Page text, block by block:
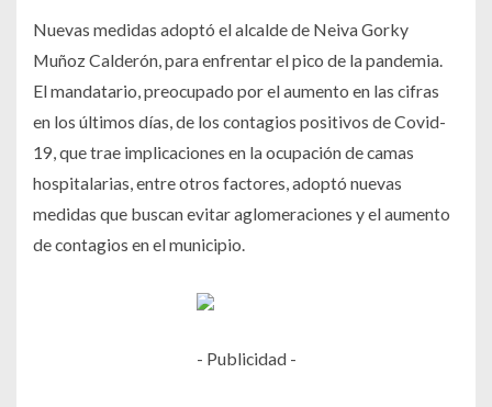
Nuevas medidas adoptó el alcalde de Neiva Gorky
Muñoz Calderón, para enfrentar el pico de la pandemia.
El mandatario, preocupado por el aumento en las cifras
en los últimos días, de los contagios positivos de Covid-
19, que trae implicaciones en la ocupación de camas
hospitalarias, entre otros factores, adoptó nuevas
medidas que buscan evitar aglomeraciones y el aumento
de contagios en el municipio.
- Publicidad -